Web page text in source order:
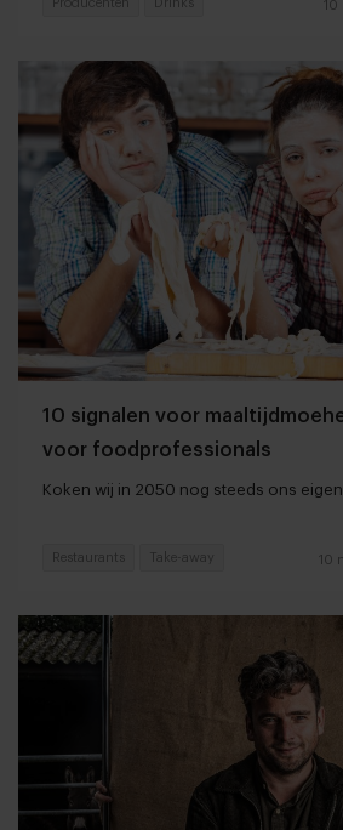
10 signalen voor
voor foodprofessionals
Koken wij in 2050 nog steeds ons
10
Restaurants Take-away